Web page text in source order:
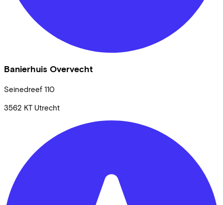
Banierhuis Overvecht
Seinedreef 110
3562 KT Utrecht